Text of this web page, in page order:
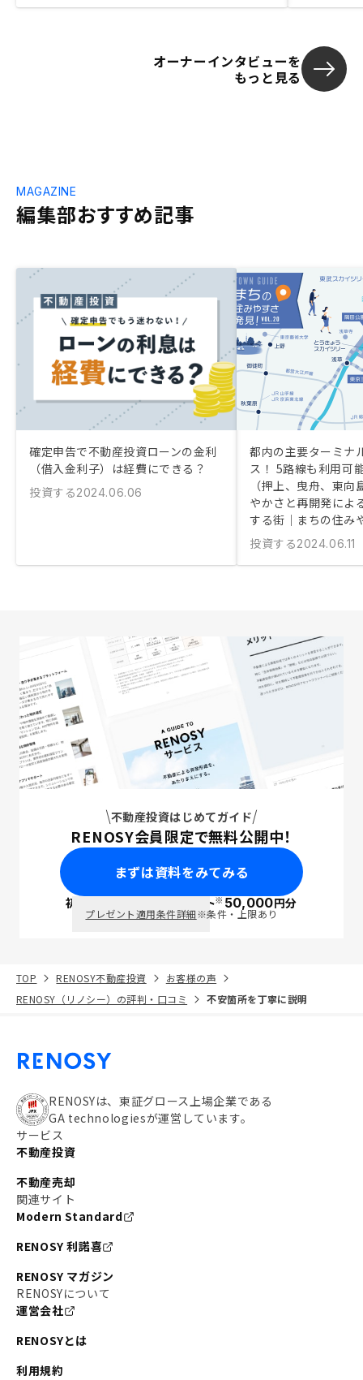
オーナーインタビューを
もっと見る
編集部おすすめ記事
MAGAZINE
確定申告で不動産投資ローンの金利
（借入金利子）は経費にできる？
投資する2024.06.06
都内の主要ターミナ
ス！ 5路線も利用可
（押上、曳舟、東
やかさと再開発によ
する街｜まちの住み
投資する2024.06.11
不動産投資はじめてガイド
RENOSY会員限定で無料公開中！
まずは資料をみてみる
初回面談で ポイント※50,000円分
プレゼント適用条件詳細※条件・上限あり
TOP RENOSY不動産投資
お客様の声
RENOSY（リノシー）の評判・口コミ
不安箇所を丁寧に説明
RENOSYは、東証グロース上場企業である
GA technologiesが運営しています。
サービス
不動産投資
不動産売却
関連サイト
Modern Standard
RENOSY 利諾喜
RENOSY マガジン
RENOSYについて
運営会社
RENOSYとは
利用規約